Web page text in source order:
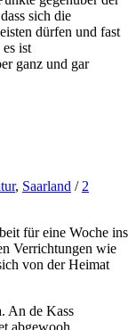
sich die
dürfen und fast
ist
ganz und gar
, Saarland /2
für eine Woche ins
Verrichtungen wie
von der Heimat
An de Kass